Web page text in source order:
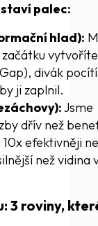
palec:
hlad):
divák
ji zaplnil.
Jsme
dřív než
efektivněji
než vidina
3 roviny,